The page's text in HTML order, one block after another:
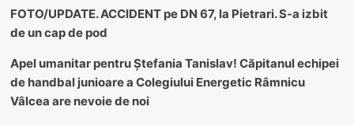
FOTO/UPDATE. ACCIDENT pe DN 67, la Pietrari. S-a izbit
de un cap de pod
Apel umanitar pentru Ștefania Tanislav! Căpitanul echipei
de handbal junioare a Colegiului Energetic Râmnicu
Vâlcea are nevoie de noi